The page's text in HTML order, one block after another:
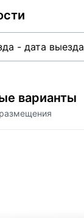
- дата выезда
варианты